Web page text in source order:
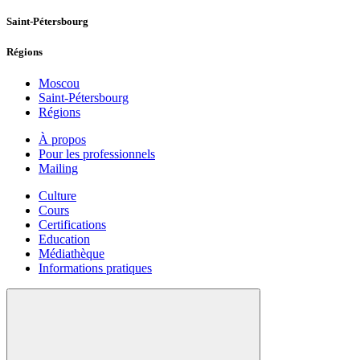
Saint-Pétersbourg
Régions
Moscou
Saint-Pétersbourg
Régions
À propos
Pour les professionnels
Mailing
Culture
Cours
Certifications
Education
Médiathèque
Informations pratiques